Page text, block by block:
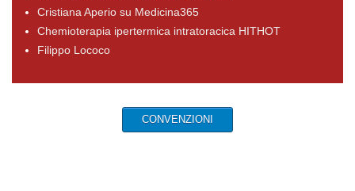
Cristiana Aperio su Medicina365
Chemioterapia ipertermica intratoracica HITHOT
Filippo Lococo
CONVENZIONI